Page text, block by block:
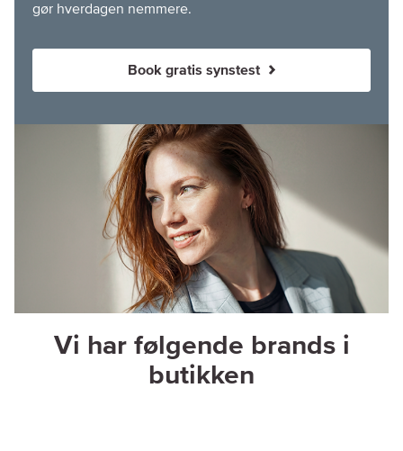
gør hverdagen nemmere.
Book gratis synstest
Vi har følgende brands i
butikken